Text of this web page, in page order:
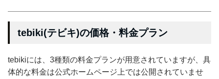
tebiki(テビキ)の価格・料金プラン
tebikiには、3種類の料金プランが用意されていますが、具
体的な料金は公式ホームページ上では公開されていませ